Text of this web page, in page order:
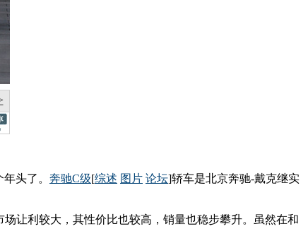
头了。 奔驰C级[综述 图片 论坛]轿车是北京奔驰-戴克继实
让利较大，其性价比也较高，销量也稳步攀升。虽然在和